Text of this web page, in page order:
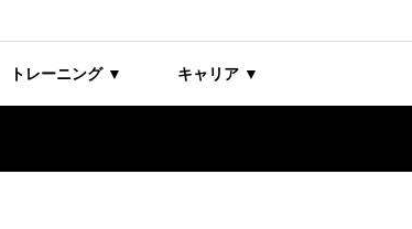
トレーニング ▼ キャリア ▼